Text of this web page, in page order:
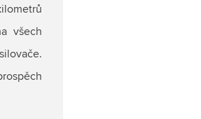
všech